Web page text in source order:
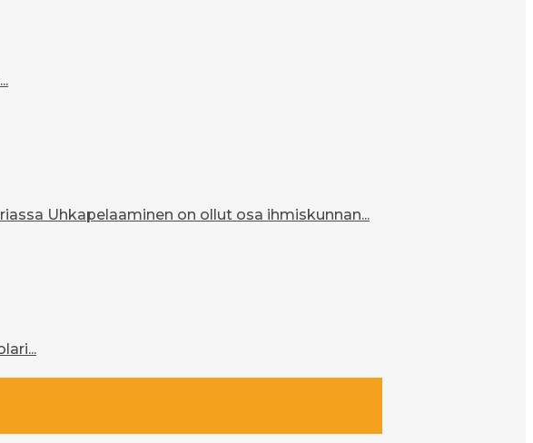
Uhkapelaaminen on ollut osa ihmiskunnan...